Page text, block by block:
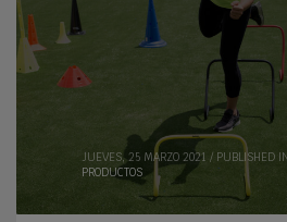
JUEVES, 25 MARZO 2021 / PUBLISHED IN
PRODUCTOS